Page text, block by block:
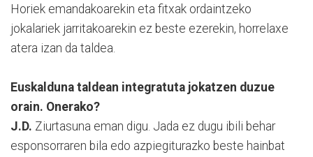
Horiek emandakoarekin eta fitxak ordaintzeko
jokalariek jarritakoarekin ez beste ezerekin, horrelaxe
atera izan da taldea.
Euskalduna taldean integratuta jokatzen duzue
orain. Onerako?
J.D. Ziurtasuna eman digu. Jada ez dugu ibili behar
esponsorraren bila edo azpiegiturazko beste hainbat